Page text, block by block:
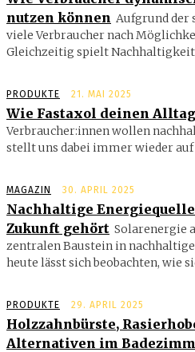
nutzen können Aufgrund der
viele Verbraucher nach
Gleichzeitig spielt Nachhaltigkeit
PRODUKTE 21. MAI 2025
Wie Fastaxol deinen
Verbraucher:innen wollen
stellt uns dabei immer wieder auf
MAGAZIN 30. APRIL 2025
Nachhaltige
Zukunft gehört Solarenergie
zentralen Baustein in
heute lässt sich beobachten, wie
PRODUKTE 29. APRIL 2025
Holzzahnbürste,
Alternativen im